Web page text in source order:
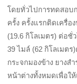
โดยทั่วไปการทดสอบ
ครั้ง ครั้งแรกติดเครื่
(19.6 กิโลเมตร) ต่อชั่
39 ไมล์ (62 กิโลเมต
กระจกมองข้าง ยางส
หน้าต่างทั้งหมดเพื่อใ